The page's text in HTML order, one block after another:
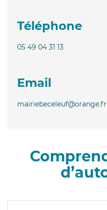
Téléphone
05 49 04 31 13
Email
mairiebeceleuf@orange.fr